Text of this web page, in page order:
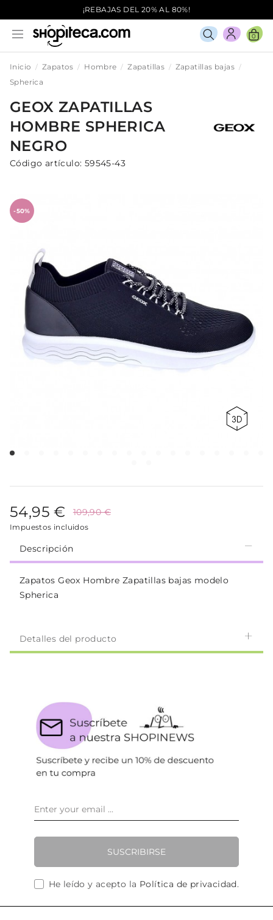
¡REBAJAS DEL 20% AL 80%!
0
Inicio Zapatos Hombre Zapatillas
Zapatillas bajas
Spherica
GEOX ZAPATILLAS
HOMBRE SPHERICA
NEGRO
Código artículo: 59545-43
-50%
54,95 € 109,90 €
Impuestos incluidos
Descripción
Zapatos Geox Hombre Zapatillas bajas modelo
Spherica
Detalles del producto
SUSCRIBIRSE
He leído y acepto la Política de privacidad.